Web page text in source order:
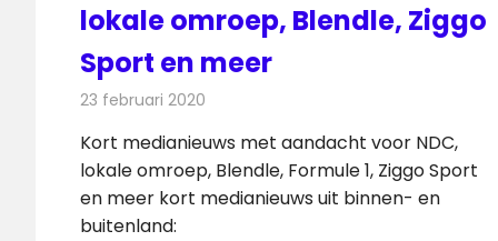
lokale omroep, Blendle, Ziggo
Sport en meer
23 februari 2020
Kort medianieuws met aandacht voor NDC,
lokale omroep, Blendle, Formule 1, Ziggo Sport
en meer kort medianieuws uit binnen- en
buitenland: